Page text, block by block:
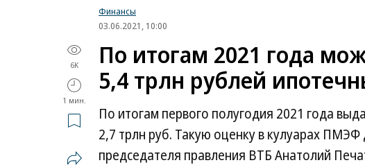
Финансы
03.06.2021, 10:00
6K
1 мин.
По итогам 2021 года
5,4 трлн рублей
По итогам первого полугодия 2021 года
2,7 трлн руб. Такую оценку в кулуарах
председателя правления ВТБ Анатолий